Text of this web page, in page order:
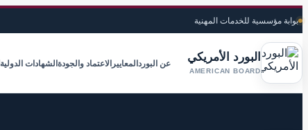
بوابة مؤسسية للخدمات المهنية
البورد الأمريكي
AMERICAN BOARD
عن البورد المعايير الاعتماد والجودة الشهادات الدولية